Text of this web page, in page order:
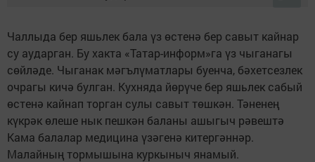
Чаллыда бер яшьлек бала үз өстенә бер савыт кайнар
су аударган. Бу хакта «Татар-информ»га үз чыганагы
сөйләде. Чыганак мәгълүматлары буенча, бәхетсезлек
очрагы кичә булган. Кухняда йөрүче бер яшьлек сабый
өстенә кайнап торган сулы савыт төшкән. Тәненең
күкрәк өлеше нык пешкән баланы ашыгыч рәвештә
Кама балалар медицина үзәгенә китергәннәр.
Малайның тормышына куркыныч янамый.